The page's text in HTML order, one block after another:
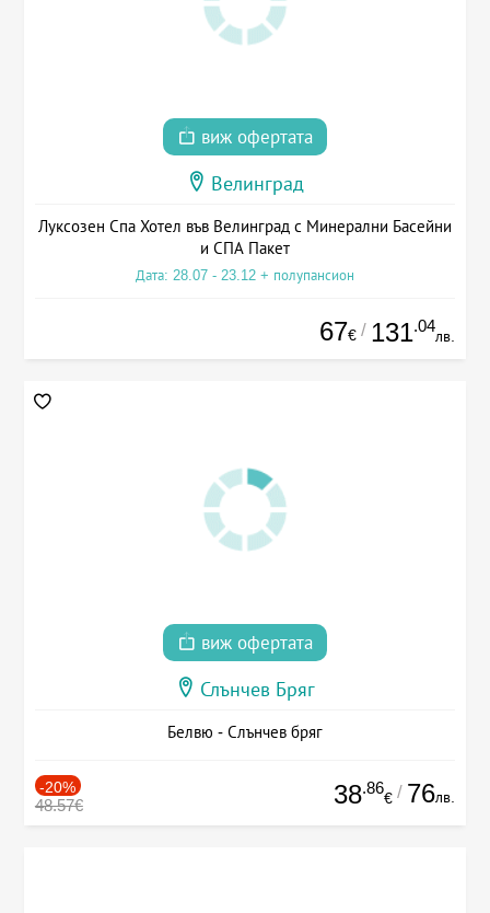
виж офертата
Велинград
Луксозен Спа Хотел във Велинград с Минерални Басейни
и СПА Пакет
Дата: 28.07 - 23.12 + полупансион
67€ / 131.04
лв.
виж офертата
Слънчев Бряг
Белвю - Слънчев бряг
-20%
48.57€ 38.86
€ / 76лв.